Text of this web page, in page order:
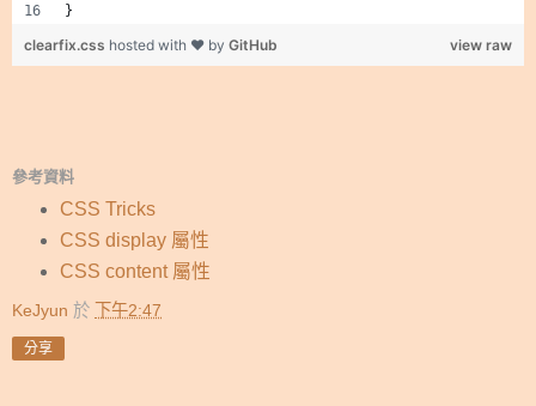
}
view raw
clearfix.css hosted with ❤ by GitHub
參考資料
CSS Tricks
CSS display 屬性
CSS content 屬性
KeJyun 於 下午2:47
分享